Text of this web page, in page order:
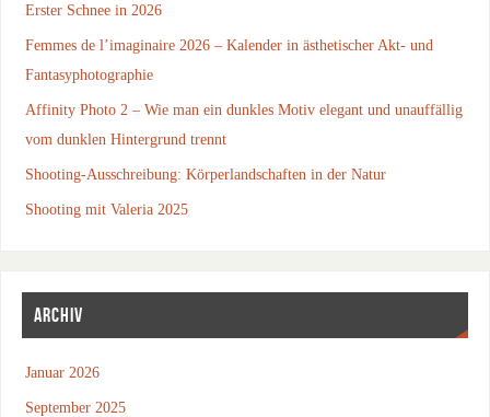
Erster Schnee in 2026
Femmes de l’imaginaire 2026 – Kalender in ästhetischer Akt- und
Fantasyphotographie
Affinity Photo 2 – Wie man ein dunkles Motiv elegant und unauffällig
vom dunklen Hintergrund trennt
Shooting-Ausschreibung: Körperlandschaften in der Natur
Shooting mit Valeria 2025
ARCHIV
Januar 2026
September 2025